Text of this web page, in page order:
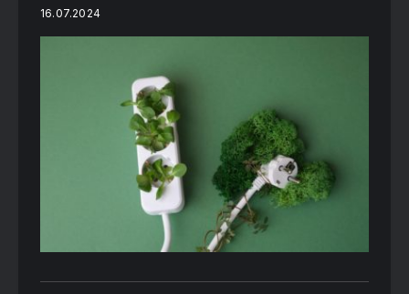
16.07.2024